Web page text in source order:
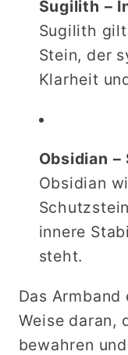
Sugilith –
Sugilith
Stein, der
Klarheit
Obsidian –
Obsidian
innere
steht.
Das
Weise daran,
bewahren